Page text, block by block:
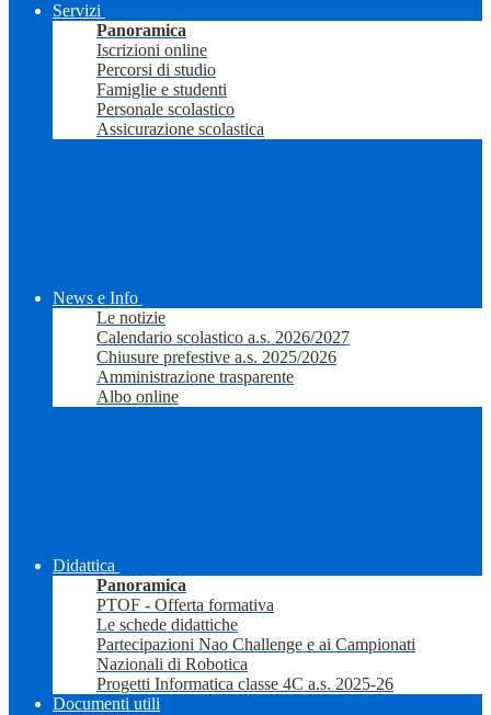
Servizi
Panoramica
Iscrizioni online
Percorsi di studio
Famiglie e studenti
Personale scolastico
Assicurazione scolastica
News e Info
Le notizie
Calendario scolastico a.s. 2026/2027
Chiusure prefestive a.s. 2025/2026
Amministrazione trasparente
Albo online
Didattica
Panoramica
PTOF - Offerta formativa
Le schede didattiche
Partecipazioni Nao Challenge e ai Campionati
Nazionali di Robotica
Progetti Informatica classe 4C a.s. 2025-26
Documenti utili